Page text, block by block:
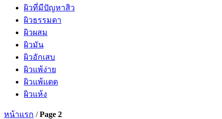
ผิวที่มีปัญหาสิว
ผิวธรรมดา
ผิวผสม
ผิวมัน
ผิวอักเสบ
ผิวแพ้ง่าย
ผิวแพ้แดด
ผิวแห้ง
หน้าแรก /Page 2